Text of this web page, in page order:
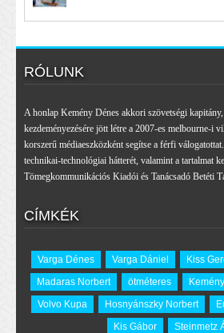
RÓLUNK
A honlap Kemény Dénes akkori szövetségi
kezdeményezésére jött létre a 2007-es melbourne-i
korszerű médiaeszközként segítse a férfi
technikai-technológiai hátterét, valamint a tartalmat
Tömegkommunikációs Kiadói és Tanácsadó Betéti
CÍMKÉK
Varga Dénes Varga Dániel Kiss
Madaras Norbert
ötméteres
Volvo Kupa
Hosnyánszky Norbert
Kis Gábor
Steinmetz